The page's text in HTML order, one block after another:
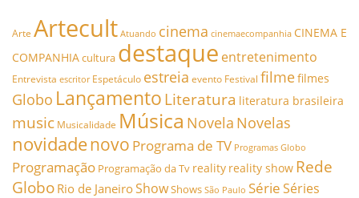
Arte Artecult Atuando cinema cinemaecompanhia CINEMA E
COMPANHIAcultura destaque entretenimento
Entrevista escritor Espetáculo estreia evento Festival filmefilmes
Globo Lançamento Literatura literatura brasileira
music Musicalidade Música Novela Novelas
novidadenovo Programa de TV Programas Globo
Programação Programação da Tv reality reality show Rede
Globo Rio de JaneiroShowShows São Paulo SérieSéries